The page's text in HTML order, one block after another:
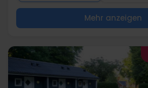
Mehr anzeigen